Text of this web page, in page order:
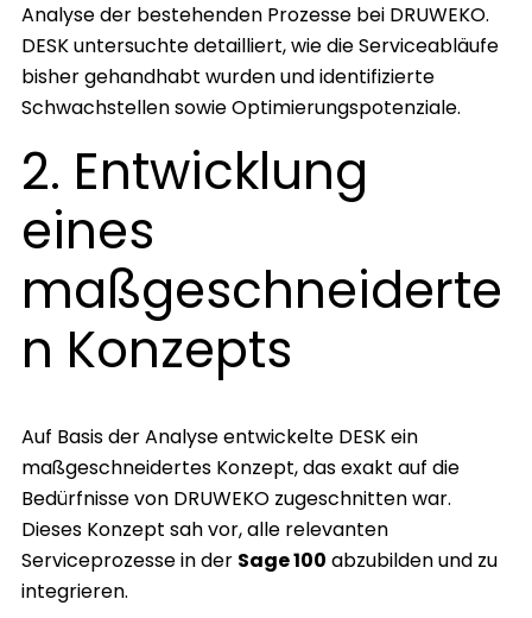
Analyse der bestehenden Prozesse bei DRUWEKO.
DESK untersuchte detailliert, wie die Serviceabläufe
bisher gehandhabt wurden und identifizierte
Schwachstellen sowie Optimierungspotenziale.
2. Entwicklung
eines
maßgeschneiderte
n Konzepts
Auf Basis der Analyse entwickelte DESK ein
maßgeschneidertes Konzept, das exakt auf die
Bedürfnisse von DRUWEKO zugeschnitten war.
Dieses Konzept sah vor, alle relevanten
Serviceprozesse in der Sage 100 abzubilden und zu
integrieren.